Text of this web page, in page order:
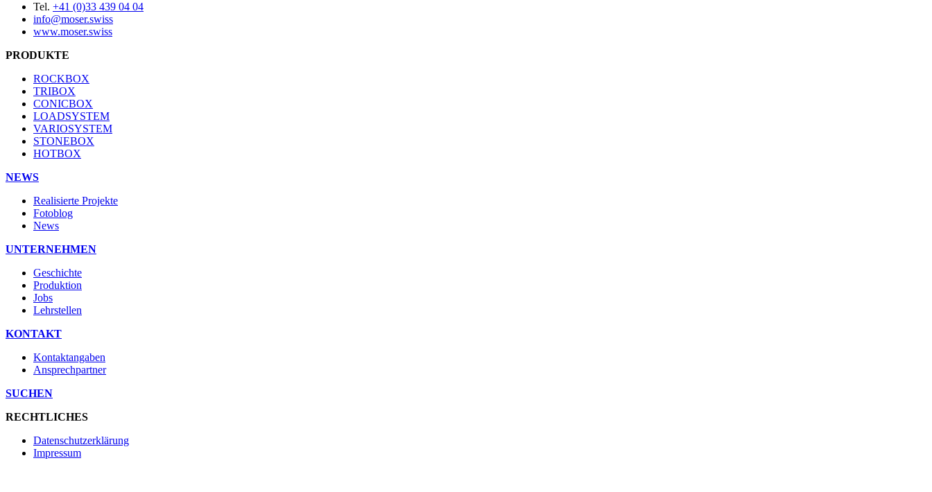
Tel. +41 (0)33 439 04 04
info@moser.swiss
www.moser.swiss
PRODUKTE
ROCKBOX
TRIBOX
CONICBOX
LOADSYSTEM
VARIOSYSTEM
STONEBOX
HOTBOX
NEWS
Realisierte Projekte
Fotoblog
News
UNTERNEHMEN
Geschichte
Produktion
Jobs
Lehrstellen
KONTAKT
Kontaktangaben
Ansprechpartner
SUCHEN
RECHTLICHES
Datenschutzerklärung
Impressum